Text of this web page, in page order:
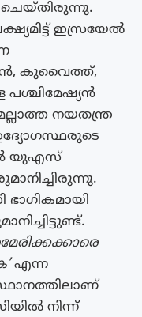
ചെയ്തിരുന്നു.
ഇസ്രയേല്‍
കുവൈത്ത്,
നയതന്ത്ര
യുഎസ്
എന്ന
നിന്ന്